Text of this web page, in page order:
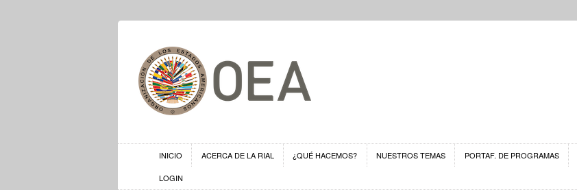
INICIO ACERCA DE LA RIAL ¿QUÉ HACEMOS? NUESTROS TEMAS PORTAF. DE PROGRAMAS
LOGIN